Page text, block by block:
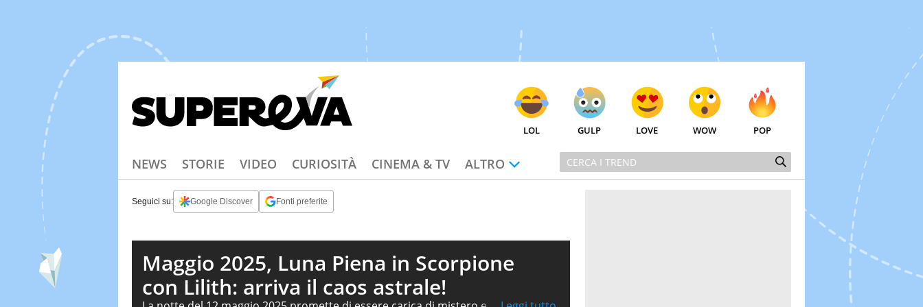
LOL GULP LOVE WOW POP
NEWS STORIE VIDEO CURIOSITÀ CINEMA & TV ALTRO
Seguici su: Google Discover Fonti preferite
Maggio 2025, Luna Piena in Scorpione
con Lilith: arriva il caos astrale!